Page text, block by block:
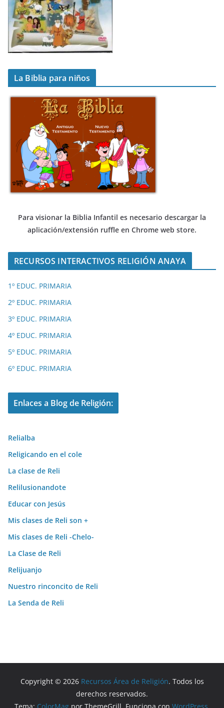
La Biblia para niños
Para visionar la Biblia Infantil es necesario descargar la
aplicación/extensión ruffle en Chrome web store.
RECURSOS INTERACTIVOS RELIGIÓN ANAYA
1º EDUC. PRIMARIA
2º EDUC. PRIMARIA
3º EDUC. PRIMARIA
4º EDUC. PRIMARIA
5º EDUC. PRIMARIA
6º EDUC. PRIMARIA
Enlaces a Blog de Religión:
Relialba
Religicando en el cole
La clase de Reli
Relilusionandote
Educar con Jesús
Mis clases de Reli son +
Mis clases de Reli -Chelo-
La Clase de Reli
Relijuanjo
Nuestro rinconcito de Reli
La Senda de Reli
Copyright © 2026 Recursos Área de Religión. Todos los
derechos reservados.